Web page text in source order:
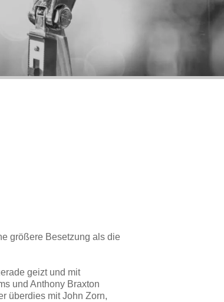
größere Besetzung als die
geizt und mit
und Anthony Braxton
überdies mit John Zorn,